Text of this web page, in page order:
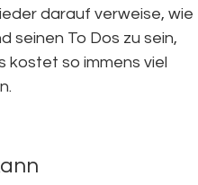
darauf verweise, wie
seinen To Dos zu sein,
kostet so immens viel